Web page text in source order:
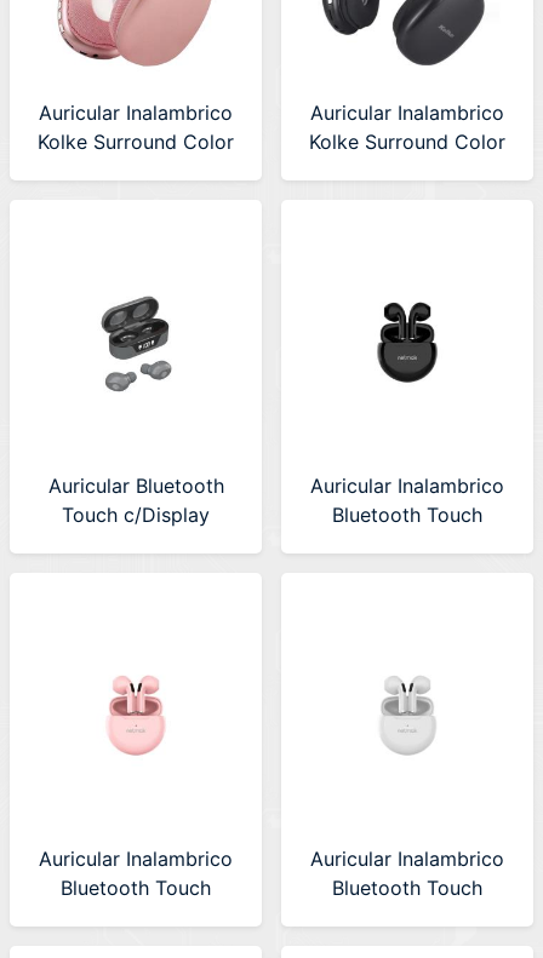
Auricular Inalambrico
Kolke Surround Color
Auricular Inalambrico
Kolke Surround Color
Auricular Bluetooth
Touch c/Display
Auricular Inalambrico
Bluetooth Touch
Auricular Inalambrico
Bluetooth Touch
Auricular Inalambrico
Bluetooth Touch